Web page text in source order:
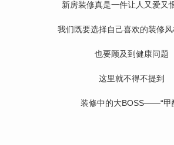
新房装修真是一件让人又爱又
我们既要选择自己喜欢的装修
也要顾及到健康问题
这里就不得不提到
装修中的大BOSS——“甲